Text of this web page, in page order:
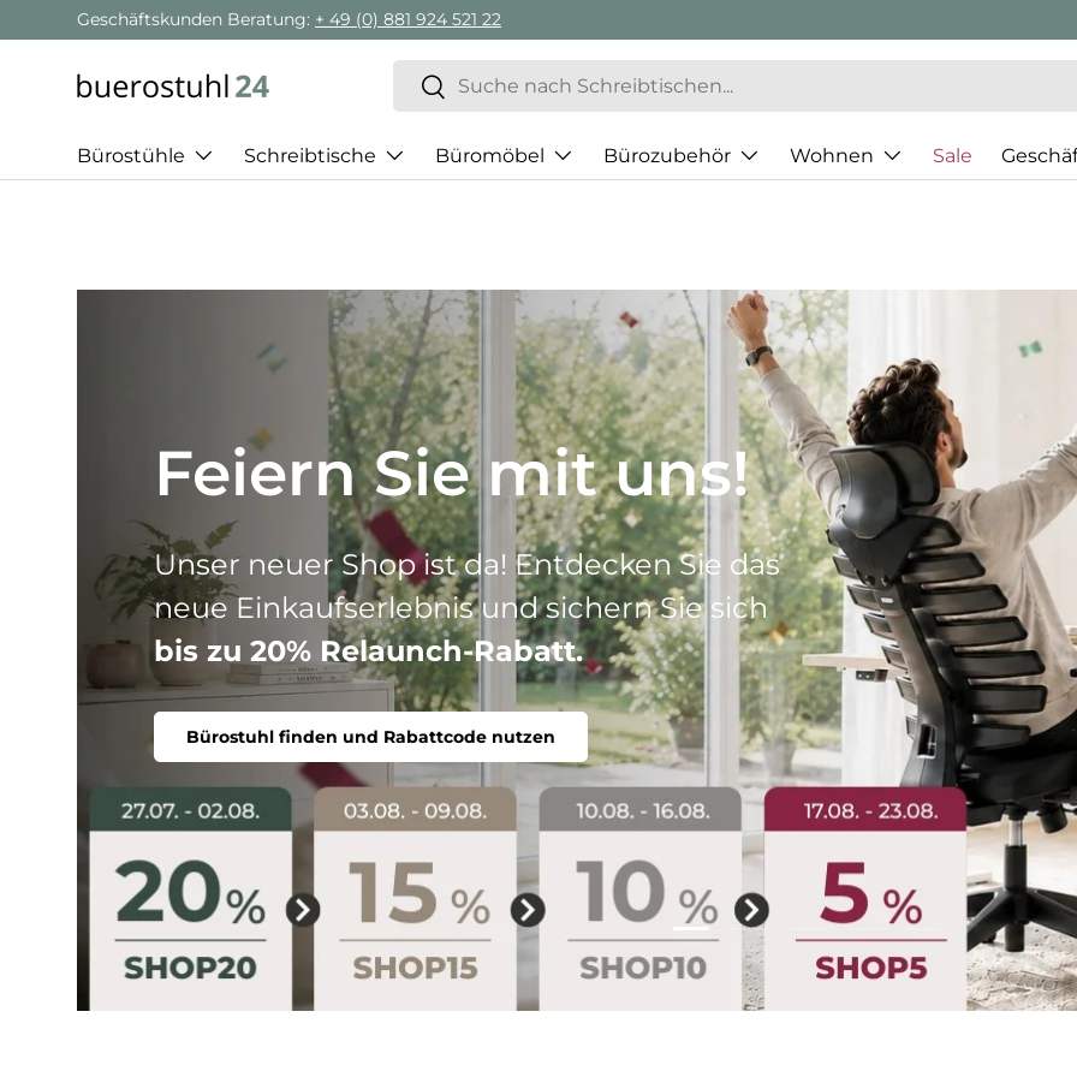
Direkt zum Inhalt
Geschäftskunden Beratung: + 49 (0) 881 924 521 22
Suchen
Suchen
Bürostühle Schreibtische Büromöbel Bürozubehör Wohnen Sale
Best of HJH
Drei Produktlinien, ein Ziel: Ihr perfekter
Stuhl. Ergonomisch, komfortabel, individuell.
Bürostuhl finden
Folie laden 1 von 5
Folie laden 2 von 5
Folie laden 3 von 5
Folie laden 4 von 5
Folie laden 5